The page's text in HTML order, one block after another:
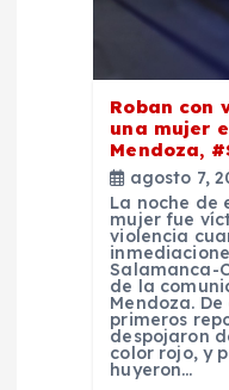
Roban con
una mujer
Mendoza,
agosto 7,
La noche de
mujer fue
violencia
Salamanca-
de la
Mendoza.
primeros
despojaron
color rojo, y
huyeron…